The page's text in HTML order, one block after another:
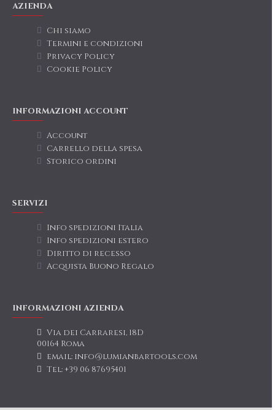
AZIENDA
Chi siamo
Termini e condizioni
Privacy Policy
Cookie Policy
INFORMAZIONI ACCOUNT
Account
Carrello della spesa
Storico ordini
SERVIZI
Info spedizioni Italia
Info spedizioni estero
Diritto di recesso
Acquista Buono Regalo
INFORMAZIONI AZIENDA
Via dei Carraresi, 18D
00164 Roma
email: info@lumianbartools.com
Tel: +39 06 87695401